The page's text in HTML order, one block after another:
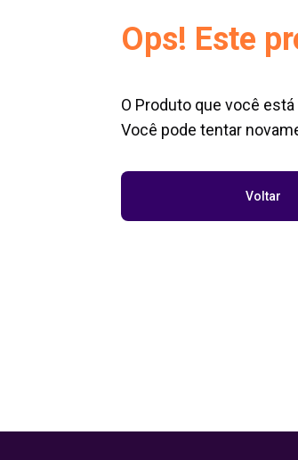
Ops! Este
O Produto que você
Você pode tentar
Voltar